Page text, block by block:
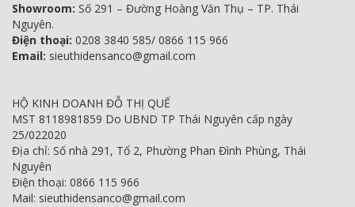
Showroom: Số 291 – Đường Hoàng Văn Thụ – TP. Thái
Nguyên.
Điện thoại: 0208 3840 585/ 0866 115 966
Email: sieuthidensanco@gmail.com
HỘ KINH DOANH ĐỖ THỊ QUẾ
MST 8118981859 Do UBND TP Thái Nguyên cấp ngày
25/022020
Địa chỉ: Số nhà 291, Tổ 2, Phường Phan Đình Phùng, Thái
Nguyên
Điện thoại: 0866 115 966
Mail: sieuthidensanco@gmail.com